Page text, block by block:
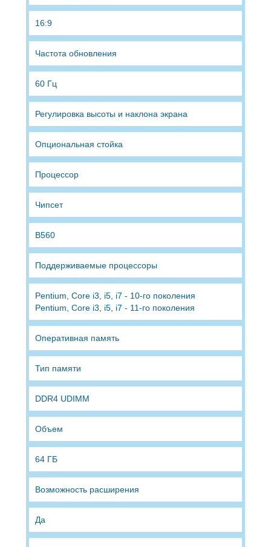
16:9
Частота обновления
60 Гц
Регулировка высоты и наклона экрана
Опциональная стойка
Процессор
Чипсет
B560
Поддерживаемые процессоры
Pentium, Core i3, i5, i7 - 10-го поколения
Pentium, Core i3, i5, i7 - 11-го поколения
Оперативная память
Тип памяти
DDR4 UDIMM
Объем
64 ГБ
Возможность расширения
Да